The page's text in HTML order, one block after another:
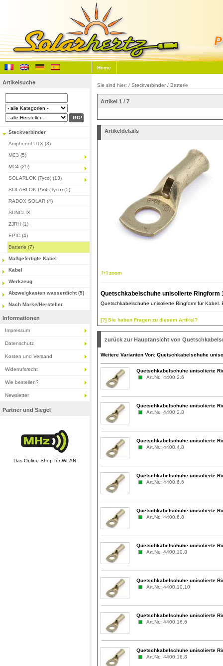
Home
Artikelsuche
Steckverbinder
Amphenol UTX (3)
MC3 (5)
MC4 (25)
SOLARLOK (Tyco) (13)
SOLARLOK PV4 (Tyco) (5)
RADOX SOLAR (4)
SUNCLIX
ZJRH (1)
EPIC (4)
Batterie (7)
Maßgefertigte Kabel
Kabel
Werkzeug
Abzweigkasten wasserdicht (5)
Nach Marke/Hersteller
Informationen
Impressum
Datenschutz
Kosten und Versand
Widerrufsrecht
Wie bestellen?
Newsletter
Partner und Siegel
Das Online Shop für WLAN
Sie sind hier: / Steckverbinder / Batterie
Artikel 1 / 7
Artikeldetails
[+] zoom
Quetschkabelschuhe unisolierte Ringform
Quetschkabelschuhe unisolierte Ringform für Kabel.
[?] Sie haben Fragen zu diesem Artikel?
zurück zur Hauptansicht von
Weitere Varianten Von: Quetschkabelschuhe
Quetschkabelschuhe unisolierte
Art.Nr.: 4400.2.6
Quetschkabelschuhe unisolierte
Art.Nr.: 4400.2.8
Quetschkabelschuhe unisolierte
Art.Nr.: 4400.4.8
Quetschkabelschuhe unisolierte
Art.Nr.: 4400.6.6
Quetschkabelschuhe unisolierte
Art.Nr.: 4400.6.8
Quetschkabelschuhe unisolierte
Art.Nr.: 4400.10.8
Quetschkabelschuhe unisolierte
Art.Nr.: 4400.10.10
Quetschkabelschuhe unisolierte
Art.Nr.: 4400.16.6
Quetschkabelschuhe unisolierte
Art.Nr.: 4400.16.8